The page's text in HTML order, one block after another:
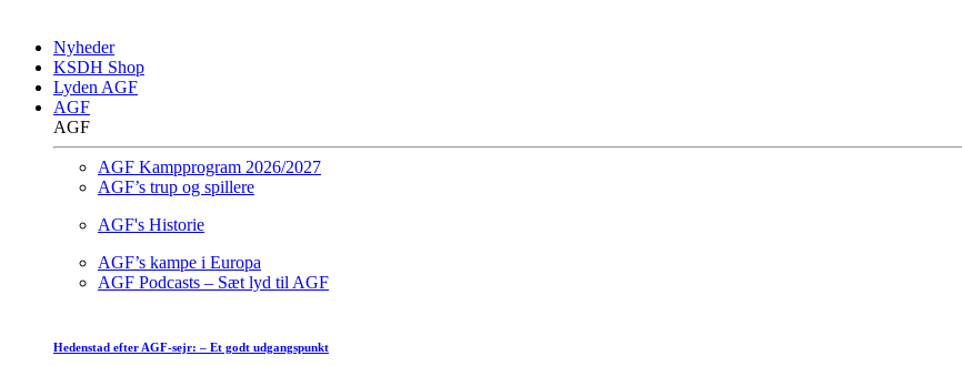
Nyheder
KSDH Shop
Lyden AGF
AGF
AGF
AGF Kampprogram 2026/2027
AGF’s trup og spillere
AGF's Historie
AGF’s kampe i Europa
AGF Podcasts – Sæt lyd til AGF
Hedenstad efter AGF-sejr: – Et godt udgangspunkt